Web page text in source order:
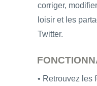
corriger,
loisir et les
Twitter.
• Retrouvez les